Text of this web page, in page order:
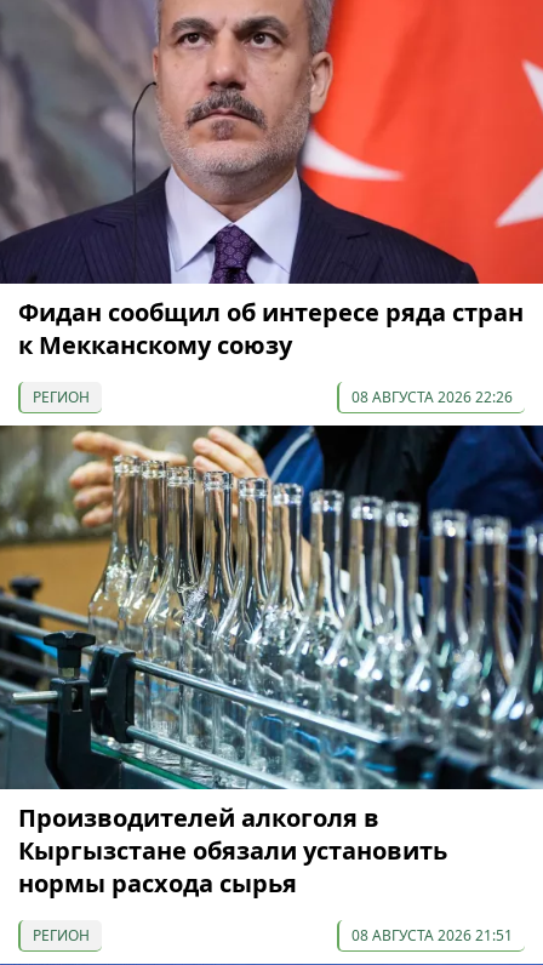
Фидан сообщил об интересе ряда стран
к Мекканскому союзу
РЕГИОН 08 АВГУСТА 2026 22:26
Производителей алкоголя в
Кыргызстане обязали установить
нормы расхода сырья
РЕГИОН 08 АВГУСТА 2026 21:51